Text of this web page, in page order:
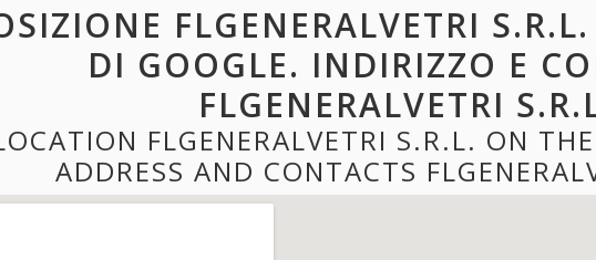
FLGENERALVETRI
DI GOOGLE. INDIRIZZO E
FLGENERALVETRI
FLGENERALVETRI S.R.L. ON
ADDRESS AND CONTACTS